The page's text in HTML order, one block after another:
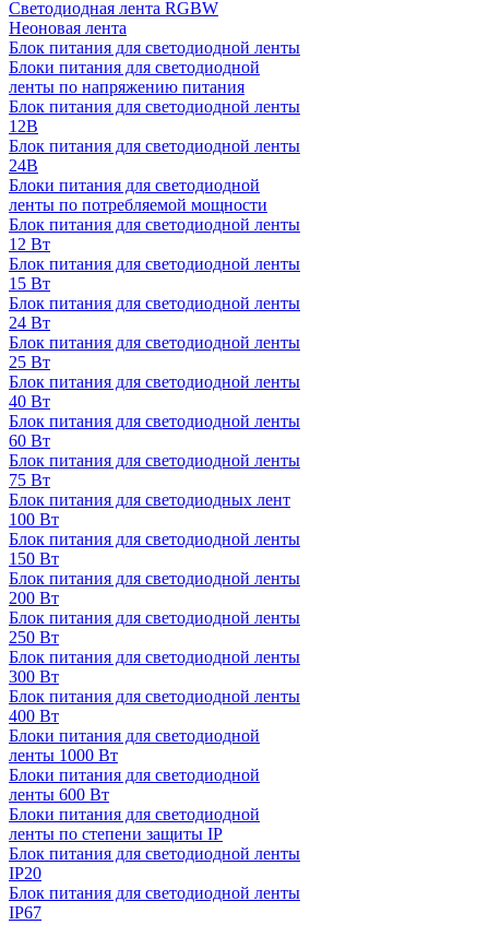
Светодиодная лента RGBW
Неоновая лента
Блок питания для светодиодной ленты
Блоки питания для светодиодной
ленты по напряжению питания
Блок питания для светодиодной ленты
12В
Блок питания для светодиодной ленты
24В
Блоки питания для светодиодной
ленты по потребляемой мощности
Блок питания для светодиодной ленты
12 Вт
Блок питания для светодиодной ленты
15 Вт
Блок питания для светодиодной ленты
24 Вт
Блок питания для светодиодной ленты
25 Вт
Блок питания для светодиодной ленты
40 Вт
Блок питания для светодиодной ленты
60 Вт
Блок питания для светодиодной ленты
75 Вт
Блок питания для светодиодных лент
100 Вт
Блок питания для светодиодной ленты
150 Вт
Блок питания для светодиодной ленты
200 Вт
Блок питания для светодиодной ленты
250 Вт
Блок питания для светодиодной ленты
300 Вт
Блок питания для светодиодной ленты
400 Вт
Блоки питания для светодиодной
ленты 1000 Вт
Блоки питания для светодиодной
ленты 600 Вт
Блоки питания для светодиодной
ленты по степени защиты IP
Блок питания для светодиодной ленты
IP20
Блок питания для светодиодной ленты
IP67